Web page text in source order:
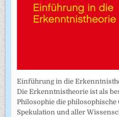
Einführung in die
Die Erkenntnistheorie ist als
Philosophie die
Spekulation und aller